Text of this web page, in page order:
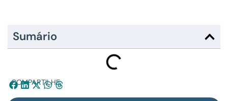
Sumário
COMPARTILHE: